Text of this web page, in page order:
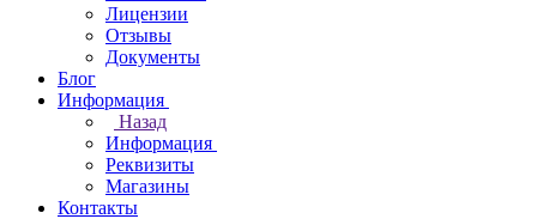
Лицензии
Отзывы
Документы
Блог
Информация
Назад
Информация
Реквизиты
Магазины
Контакты